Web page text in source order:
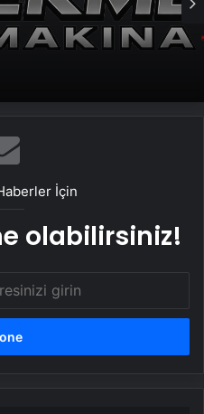
2026 YKS
Sabit Ücret ve
İçin
olabilirsiniz!